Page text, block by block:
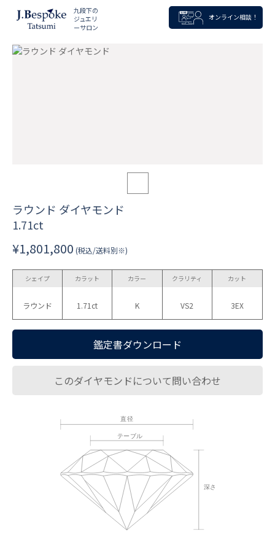
九段下の
ジュエリ
ーサロン
オンライン相談！
ラウンド ダイヤモンド
1.71ct
¥1,801,800 (税込/送料別※)
シェイプ
ラウンド
カラット
1.71ct
カラー
K
クラリティ
VS2
カット
3EX
鑑定書ダウンロード
このダイヤモンドについて問い合わせ